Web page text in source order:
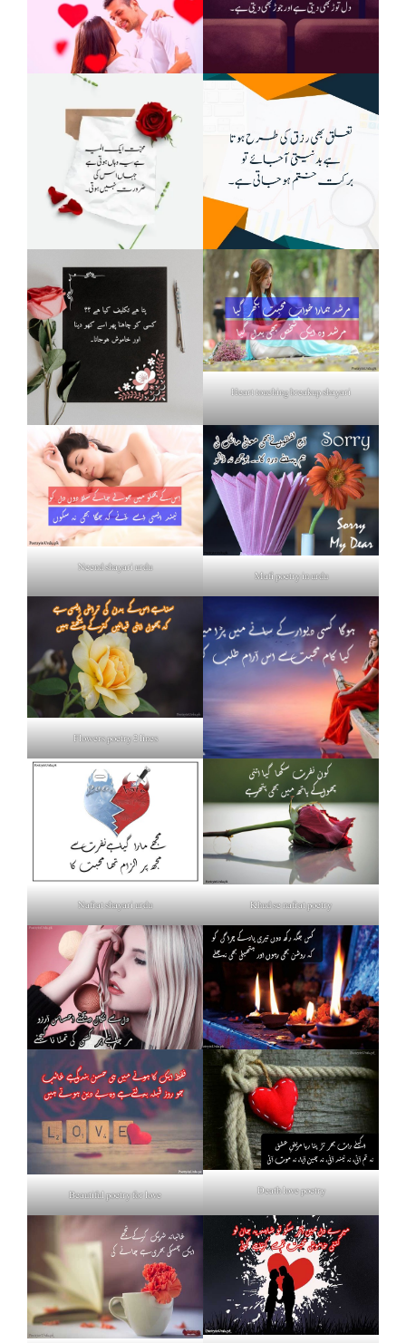
Heart touching breakup shayari
Neend shayari urdu
Mafi poetry in urdu
Flowers poetry 2 lines
Nafrat shayari urdu Khud se nafrat poetry
Beautiful poetry for love Death love poetry